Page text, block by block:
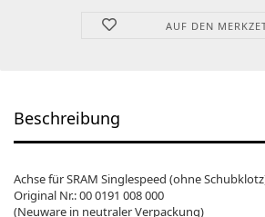
AUF DEN
Beschreibung
Achse für SRAM Singlespeed (ohne
Original Nr.: 00 0191 008 000
(Neuware in neutraler Verpackung)